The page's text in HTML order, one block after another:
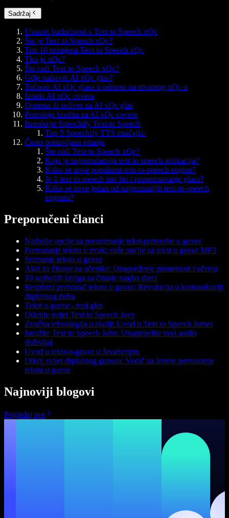
Sadržaj
Ususret budućnosti s Text to Speech xQc
Što je Text to Speech xQc?
Top 10 primjena Text to Speech xQc
Tko je xQc?
Što radi Text to Speech xQc?
Gdje nabaviti AI xQc glas?
Točnost AI xQc glasa u odnosu na stvarnog xQc-a
Izrada AI xQc covera
Oprema ili softver za AI xQc glas
Potrošnja kredita za AI xQc covere
Isprobajte Speechify Text to Speech
Top 5 Speechify TTS značajki:
Često postavljana pitanja
Što radi Text to Speech xQc?
Koja je najpopularnija text to speech aplikacija?
Kako se zove popularni text-to-speech engine?
Je li text to speech isto što i prepoznavanje glasa?
Kako se zove jedan od najpoznatijih text-to-speech
enginea?
Preporučeni članci
Najbolje opcije za preuzimanje tekst-pretvorbe u govor
Pretvaranje teksta u zvuk: vaše opcije za tekst u govor MP3
Snimanje teksta u govor
Alati za čitanje za učenike: Unapređenje pismenosti i učenja
10 najboljih knjiga za čitanje naglas djeci
Besplatni pretvarač teksta u govor: Revolucija u komunikaciji
digitalnog doba
Tekst u govor - tvoj glas
Otkrijte svijet Text to Speech Joey
Zvučna tehnologija u akciji: Uvod u Text to Speech James
Istražite Text to Speech John: Unaprijedite svoj audio
doživljaj
Uvod u tekst-u-govor u JavaScriptu
Otkrij svijet digitalnog govora: Vodič za Jennie pretvaranje
teksta u govor
Najnoviji blogovi
Pogledaj sve